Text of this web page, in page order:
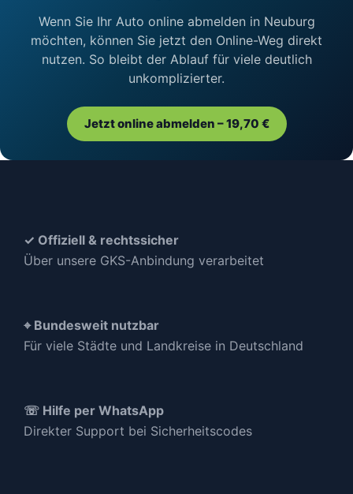
Wenn Sie Ihr Auto online abmelden in Neuburg
möchten, können Sie jetzt den Online-Weg direkt
nutzen. So bleibt der Ablauf für viele deutlich
unkomplizierter.
Jetzt online abmelden – 19,70 €
✓ Offiziell & rechtssicher
Über unsere GKS-Anbindung verarbeitet
⌖ Bundesweit nutzbar
Für viele Städte und Landkreise in Deutschland
☏ Hilfe per WhatsApp
Direkter Support bei Sicherheitscodes